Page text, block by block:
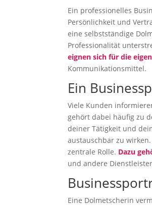
Ein professionelles
Persönlichkeit und
eine selbstständige
Professionalität
eignen sich für die
Kommunikationsmittel.
Ein
Viele Kunden
gehört dabei häufig zu
deiner Tätigkeit und
austauschbar zu
zentrale Rolle. Dazu
und andere
Eine Dolmetscherin